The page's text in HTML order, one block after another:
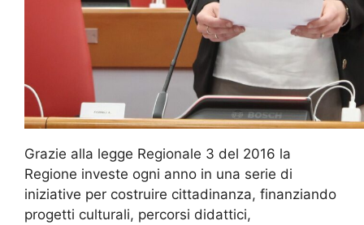
Grazie alla legge Regionale 3 del 2016 la
Regione investe ogni anno in una serie di
iniziative per costruire cittadinanza, finanziando
progetti culturali, percorsi didattici,